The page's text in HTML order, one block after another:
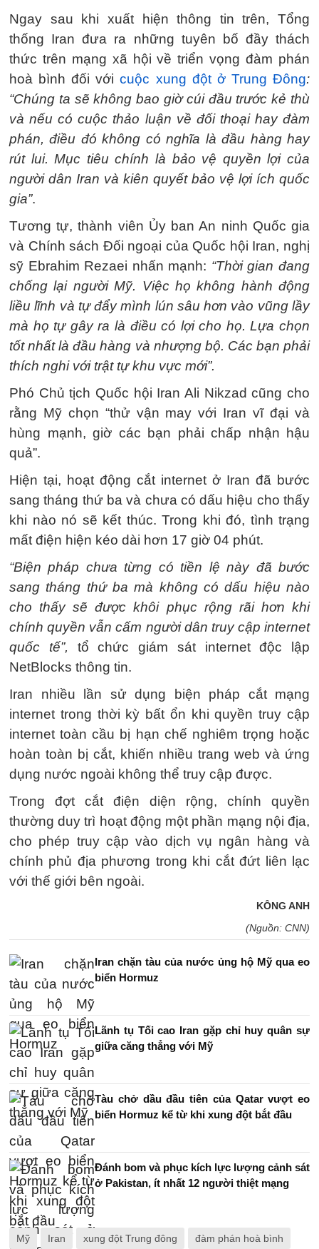
Ngay sau khi xuất hiện thông tin trên, Tổng
thống Iran đưa ra những tuyên bố đầy thách
thức trên mạng xã hội về triển vọng đàm phán
hoà bình đối vớicuộc xung đột ở Trung Đông:
“Chúng ta sẽ không bao giờ cúi đầu trước kẻ thù
và nếu có cuộc thảo luận về đối thoại hay đàm
phán, điều đó không có nghĩa là đầu hàng hay
rút lui. Mục tiêu chính là bảo vệ quyền lợi của
người dân Iran và kiên quyết bảo vệ lợi ích quốc
gia”.
Tương tự, thành viên Ủy ban An ninh Quốc gia
và Chính sách Đối ngoại của Quốc hội Iran, nghị
sỹ Ebrahim Rezaei nhấn mạnh: “Thời gian đang
chống lại người Mỹ. Việc họ không hành động
liều lĩnh và tự đẩy mình lún sâu hơn vào vũng lầy
mà họ tự gây ra là điều có lợi cho họ. Lựa chọn
tốt nhất là đầu hàng và nhượng bộ. Các bạn phải
thích nghi với trật tự khu vực mới”.
Phó Chủ tịch Quốc hội Iran Ali Nikzad cũng cho
rằng Mỹ chọn “thử vận ​​may với Iran vĩ đại và
hùng mạnh, giờ các bạn phải chấp nhận hậu
quả”.
Hiện tại, hoạt động cắt internet ở Iran đã bước
sang tháng thứ ba và chưa có dấu hiệu cho thấy
khi nào nó sẽ kết thúc. Trong khi đó, tình trạng
mất điện hiện kéo dài hơn 17 giờ 04 phút.
“Biện pháp chưa từng có tiền lệ này đã bước
sang tháng thứ ba mà không có dấu hiệu nào
cho thấy sẽ được khôi phục rộng rãi hơn khi
chính quyền vẫn cấm người dân truy cập internet
quốc tế”, tổ chức giám sát internet độc lập
NetBlocks thông tin.
Iran nhiều lần sử dụng biện pháp cắt mạng
internet trong thời kỳ bất ổn khi quyền truy cập
internet toàn cầu bị hạn chế nghiêm trọng hoặc
hoàn toàn bị cắt, khiến nhiều trang web và ứng
dụng nước ngoài không thể truy cập được.
Trong đợt cắt điện diện rộng, chính quyền
thường duy trì hoạt động một phần mạng nội địa,
cho phép truy cập vào dịch vụ ngân hàng và
chính phủ địa phương trong khi cắt đứt liên lạc
với thế giới bên ngoài.
KÔNG ANH
(Nguồn: CNN)
Iran chặn tàu của nước ủng hộ Mỹ qua eo
biển Hormuz
Lãnh tụ Tối cao Iran gặp chỉ huy quân sự
giữa căng thẳng với Mỹ
Tàu chở dầu đầu tiên của Qatar vượt eo
biển Hormuz kể từ khi xung đột bắt đầu
Đánh bom và phục kích lực lượng cảnh sát
ở Pakistan, ít nhất 12 người thiệt mạng
Mỹ Iran xung đột Trung đông đàm phán hoà bình